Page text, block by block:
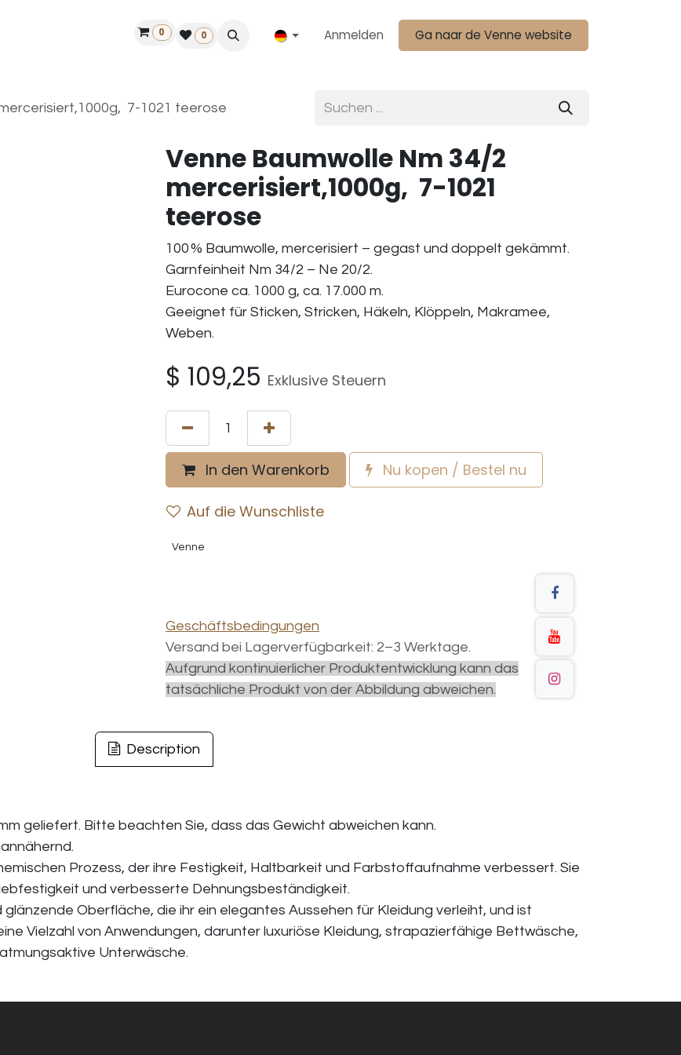
Finde einen Händler
0 0 Anmelden Ga naar de Venne website
7-1021 teerose
Venne Baumwolle Nm 34/2
mercerisiert,1000g, 7-1021
teerose
100 % Baumwolle, mercerisiert – gegast und doppelt gekämmt.
Garnfeinheit Nm 34/2 – Ne 20/2.
Eurocone ca. 1000 g, ca. 17.000 m.
Geeignet für Sticken, Stricken, Häkeln, Klöppeln, Makramee,
Weben.
$ 109,25 Exklusive Steuern
In den Warenkorb Nu kopen / Bestel nu
Auf die Wunschliste
Venne
Geschäftsbedingungen
Versand bei Lagerverfügbarkeit: 2–3 Werktage.
Aufgrund kontinuierlicher Produktentwicklung kann das
tatsächliche Produkt von der Abbildung abweichen.
Description
geliefert. Bitte beachten Sie, dass das Gewicht abweichen kann.
Prozess, der ihre Festigkeit, Haltbarkeit und Farbstoffaufnahme verbessert. Sie
und verbesserte Dehnungsbeständigkeit.
Oberfläche, die ihr ein elegantes Aussehen für Kleidung verleiht, und ist
Vielzahl von Anwendungen, darunter luxuriöse Kleidung, strapazierfähige Bettwäsche,
Unterwäsche.